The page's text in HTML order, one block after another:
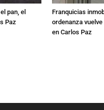
pan, el
Paz
Franquicias
ordenanza
en Carlos Paz